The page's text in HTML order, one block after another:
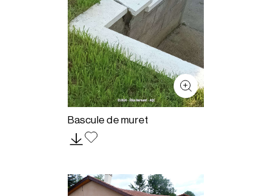
Bascule de muret